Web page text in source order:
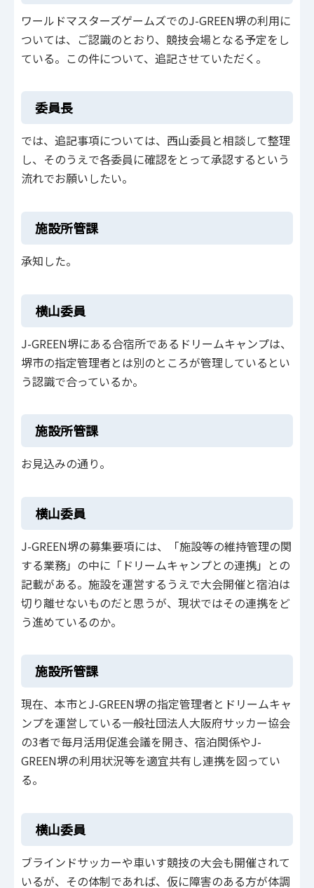
ワールドマスターズゲームズでのJ-GREEN堺の利用に
ついては、ご認識のとおり、競技会場となる予定をし
ている。この件について、追記させていただく。
委員長
では、追記事項については、西山委員と相談して整理
し、そのうえで各委員に確認をとって承認するという
流れでお願いしたい。
施設所管課
承知した。
横山委員
J-GREEN堺にある合宿所であるドリームキャンプは、
堺市の指定管理者とは別のところが管理しているとい
う認識で合っているか。
施設所管課
お見込みの通り。
横山委員
J-GREEN堺の募集要項には、「施設等の維持管理の関
する業務」の中に「ドリームキャンプとの連携」との
記載がある。施設を運営するうえで大会開催と宿泊は
切り離せないものだと思うが、現状ではその連携をど
う進めているのか。
施設所管課
現在、本市とJ-GREEN堺の指定管理者とドリームキャ
ンプを運営している一般社団法人大阪府サッカー協会
の3者で毎月活用促進会議を開き、宿泊関係やJ-
GREEN堺の利用状況等を適宜共有し連携を図ってい
る。
横山委員
ブラインドサッカーや車いす競技の大会も開催されて
いるが、その体制であれば、仮に障害のある方が体調